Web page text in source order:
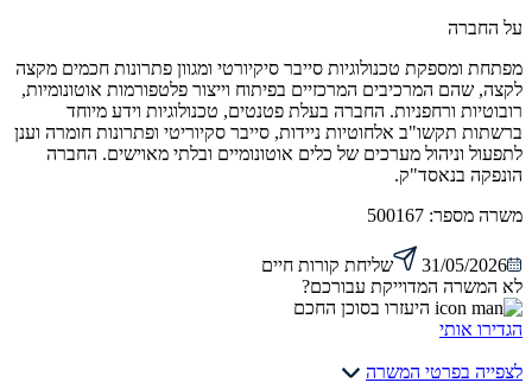
על החברה
מפתחת ומספקת טכנולוגיות סייבר סיקיורטי ומגוון פתרונות חכמים מקצה
לקצה, שהם המרכיבים המרכזיים בפיתוח וייצור פלטפורמות אוטונומיות,
רובוטיות ורחפניות. החברה בעלת פטנטים, טכנולוגיות וידע מיוחד
ברשתות תקשו"ב אלחוטיות ניידות, סייבר סקיוריטי ופתרונות חומרה וענן
לתפעול וניהול מערכים של כלים אוטונומיים ובלתי מאוישים. החברה
הונפקה בנאסד"ק.
משרה מספר: 500167
31/05/2026
שליחת קורות חיים
לא המשרה המדוייקת עבורכם?
היעזרו בסוכן החכם
הגדירו אותי
לצפייה בפרטי המשרה